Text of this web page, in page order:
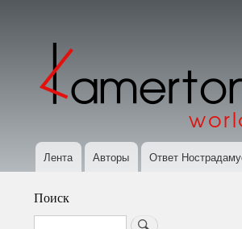
учётной
записи
пользователя
Основная
Лента Авторы Ответ
Поиск
Search